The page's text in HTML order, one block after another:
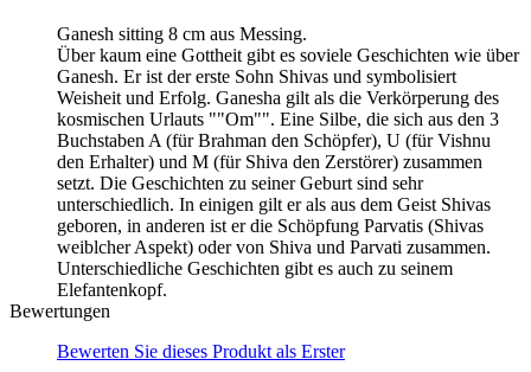
Ganesh sitting 8 cm aus Messing.
Über kaum eine Gottheit gibt es soviele Geschichten wie über
Ganesh. Er ist der erste Sohn Shivas und symbolisiert
Weisheit und Erfolg. Ganesha gilt als die Verkörperung des
kosmischen Urlauts ""Om"". Eine Silbe, die sich aus den 3
Buchstaben A (für Brahman den Schöpfer), U (für Vishnu
den Erhalter) und M (für Shiva den Zerstörer) zusammen
setzt. Die Geschichten zu seiner Geburt sind sehr
unterschiedlich. In einigen gilt er als aus dem Geist Shivas
geboren, in anderen ist er die Schöpfung Parvatis (Shivas
weiblcher Aspekt) oder von Shiva und Parvati zusammen.
Unterschiedliche Geschichten gibt es auch zu seinem
Elefantenkopf.
Bewertungen
Bewerten Sie dieses Produkt als Erster